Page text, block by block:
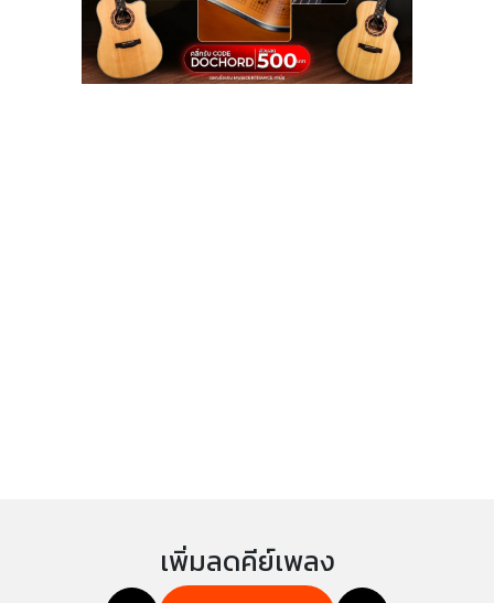
เพิ่มลดคีย์เพลง